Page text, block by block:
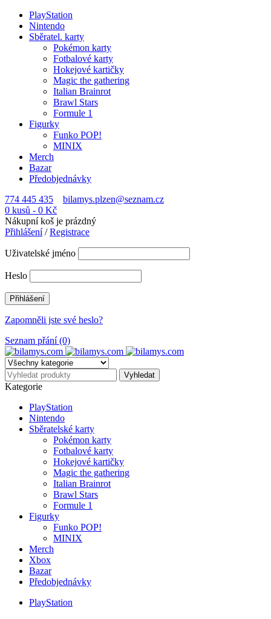
PlayStation
Nintendo
Sběratel. karty
Pokémon karty
Fotbalové karty
Hokejové kartičky
Magic the gathering
Italian Brainrot
Brawl Stars
Formule 1
Figurky
Funko POP!
MINIX
Merch
Bazar
Předobjednávky
774 445 435
bilamys.plzen@seznam.cz
0 kusů - 0 Kč
Nákupní koš je prázdný
Přihlášení/Registrace
Uživatelské jméno
Heslo
Zapomněli jste své heslo?
Seznam přání (0)
Kategorie
PlayStation
Nintendo
Sběratelské karty
Pokémon karty
Fotbalové karty
Hokejové kartičky
Magic the gathering
Italian Brainrot
Brawl Stars
Formule 1
Figurky
Funko POP!
MINIX
Merch
Xbox
Bazar
Předobjednávky
PlayStation